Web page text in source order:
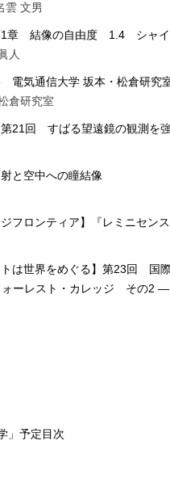
文男
1章 結像の自由度 1.4 シャイ
人
電気通信大学 坂本・松倉研究
倉研究室
21回 すばる望遠鏡の観測を
と空中への瞳結像
フロンティア】『レミニセン
は世界をめぐる】第23回 国
ォーレスト・カレッジ その2 ―
」予定目次